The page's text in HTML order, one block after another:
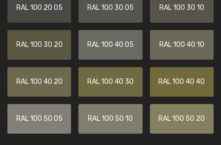
RAL 100 20 05 RAL 100 30 05 RAL 100 30 10
RAL 100 30 20 RAL 100 40 05 RAL 100 40 10
RAL 100 40 20 RAL 100 40 30 RAL 100 40 40
RAL 100 50 05 RAL 100 50 10 RAL 100 50 20